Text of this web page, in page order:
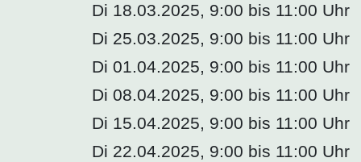
Di 18.03.2025, 9:00 bis 11:00 Uhr
Di 25.03.2025, 9:00 bis 11:00 Uhr
Di 01.04.2025, 9:00 bis 11:00 Uhr
Di 08.04.2025, 9:00 bis 11:00 Uhr
Di 15.04.2025, 9:00 bis 11:00 Uhr
Di 22.04.2025, 9:00 bis 11:00 Uhr